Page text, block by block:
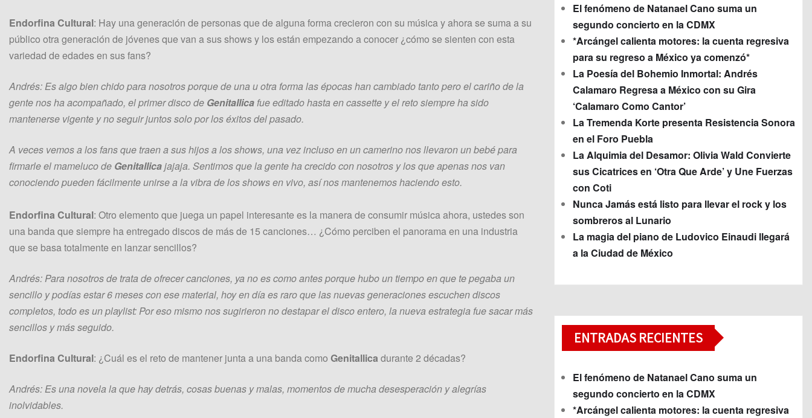
Endorfina Cultural: Hay una generación de personas que de alguna forma crecieron con su música y ahora se suma a su
público otra generación de jóvenes que van a sus shows y los están empezando a conocer ¿cómo se sienten con esta
variedad de edades en sus fans?
Andrés: Es algo bien chido para nosotros porque de una u otra forma las épocas han cambiado tanto pero el cariño de la
gente nos ha acompañado, el primer disco de Genitallicafue editado hasta en cassette y el reto siempre ha sido
mantenerse vigente y no seguir juntos solo por los éxitos del pasado.
A veces vemos a los fans que traen a sus hijos a los shows, una vez incluso en un camerino nos llevaron un bebé para
firmarle el mameluco de Genitallicajajaja. Sentimos que la gente ha crecido con nosotros y los que apenas nos van
conociendo pueden fácilmente unirse a la vibra de los shows en vivo, así nos mantenemos haciendo esto.
Endorfina Cultural: Otro elemento que juega un papel interesante es la manera de consumir música ahora, ustedes son
una banda que siempre ha entregado discos de más de 15 canciones… ¿Cómo perciben el panorama en una industria
que se basa totalmente en lanzar sencillos?
Andrés: Para nosotros de trata de ofrecer canciones, ya no es como antes porque hubo un tiempo en que te pegaba un
sencillo y podías estar 6 meses con ese material, hoy en día es raro que las nuevas generaciones escuchen discos
completos, todo es un playlist: Por eso mismo nos sugirieron no destapar el disco entero, la nueva estrategia fue sacar más
sencillos y más seguido.
Endorfina Cultural: ¿Cuál es el reto de mantener junta a una banda como Genitallica durante 2 décadas?
Andrés: Es una novela la que hay detrás, cosas buenas y malas, momentos de mucha desesperación y alegrías
inolvidables.
El fenómeno de Natanael Cano suma un
segundo concierto en la CDMX
*Arcángel calienta motores: la cuenta regresiva
para su regreso a México ya comenzó*
La Poesía del Bohemio Inmortal: Andrés
Calamaro Regresa a México con su Gira
‘Calamaro Como Cantor’
La Tremenda Korte presenta Resistencia Sonora
en el Foro Puebla
La Alquimia del Desamor: Olivia Wald Convierte
sus Cicatrices en ‘Otra Que Arde’ y Une Fuerzas
con Coti
Nunca Jamás está listo para llevar el rock y los
sombreros al Lunario
La magia del piano de Ludovico Einaudi llegará
a la Ciudad de México
ENTRADAS RECIENTES
El fenómeno de Natanael Cano suma un
segundo concierto en la CDMX
*Arcángel calienta motores: la cuenta regresiva